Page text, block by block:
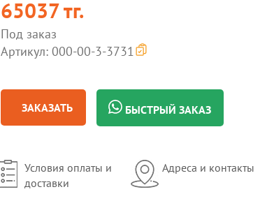
65037 тг.
Под заказ
Артикул: 000-00-3-3731
ЗАКАЗАТЬ БЫСТРЫЙ ЗАКАЗ
Условия оплаты и
доставки
Адреса и контакты